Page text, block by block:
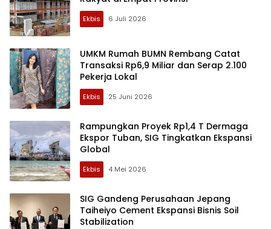
Ekbis 6 Juli 2026
UMKM Rumah BUMN Rembang Catat
Transaksi Rp6,9 Miliar dan Serap 2.100
Pekerja Lokal
Ekbis 25 Juni 2026
Rampungkan Proyek Rp1,4 T Dermaga
Ekspor Tuban, SIG Tingkatkan Ekspansi
Global
Ekbis 4 Mei 2026
SIG Gandeng Perusahaan Jepang
Taiheiyo Cement Ekspansi Bisnis Soil
Stabilization